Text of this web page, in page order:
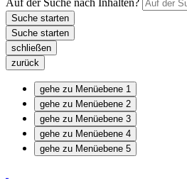
Auf der Suche nach Inhalten?
schließen
zurück
gehe zu Menüebene 1
gehe zu Menüebene 2
gehe zu Menüebene 3
gehe zu Menüebene 4
gehe zu Menüebene 5